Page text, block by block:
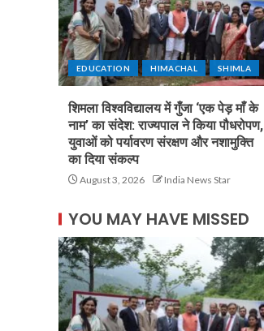
EDUCATION HIMACHAL SHIMLA
शिमला विश्वविद्यालय में गुँजा ‘एक पेड़ माँ के
नाम’ का संदेश: राज्यपाल ने किया पौधरोपण,
युवाओं को पर्यावरण संरक्षण और नशामुक्ति
का दिया संकल्प
August 3, 2026 India News Star
YOU MAY HAVE MISSED